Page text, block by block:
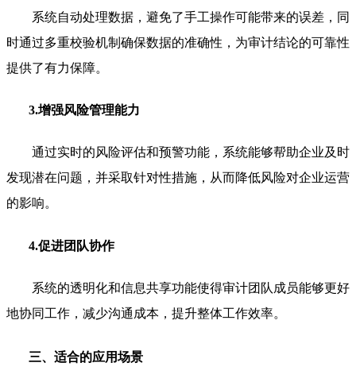
系统自动处理数据，避免了手工操作可能带来的误差，同
时通过多重校验机制确保数据的准确性，为审计结论的可靠性
提供了有力保障。
3.增强风险管理能力
通过实时的风险评估和预警功能，系统能够帮助企业及时
发现潜在问题，并采取针对性措施，从而降低风险对企业运营
的影响。
4.促进团队协作
系统的透明化和信息共享功能使得审计团队成员能够更好
地协同工作，减少沟通成本，提升整体工作效率。
三、适合的应用场景